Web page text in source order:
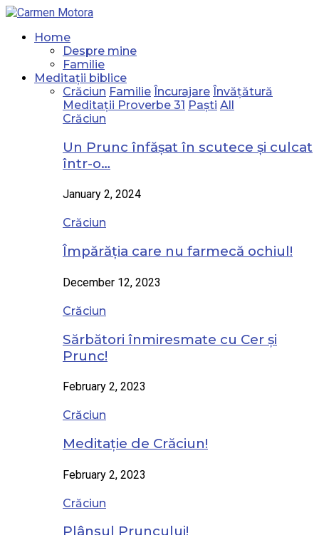
Home
Despre mine
Familie
Meditații biblice
Crăciun Familie Încurajare Învățătură
Meditații Proverbe 31 Paști All
Crăciun
Un Prunc înfășat în scutece și culcat
într-o…
January 2, 2024
Crăciun
Împărăția care nu farmecă ochiul!
December 12, 2023
Crăciun
Sărbători înmiresmate cu Cer și
Prunc!
February 2, 2023
Crăciun
Meditație de Crăciun!
February 2, 2023
Crăciun
Plânsul Pruncului!